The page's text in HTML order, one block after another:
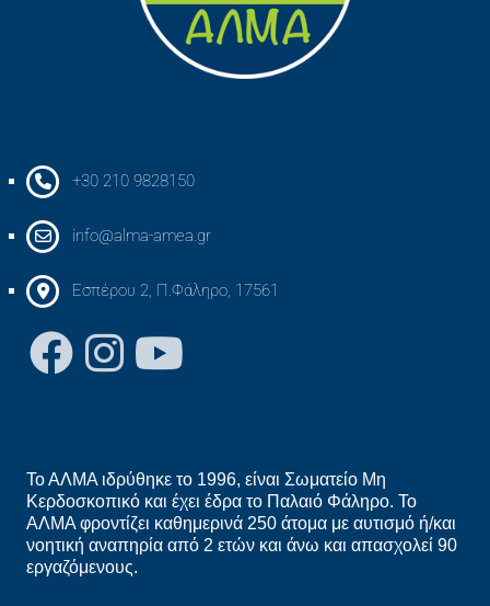
+30 210 9828150
info@alma-amea.gr
Εσπέρου 2, Π.Φάληρο, 17561
Το ΑΛΜΑ ιδρύθηκε το 1996, είναι Σωματείο Μη
Κερδοσκοπικό και έχει έδρα το Παλαιό Φάληρο. Το
ΑΛΜΑ φροντίζει καθημερινά 250 άτομα με αυτισμό ή/και
νοητική αναπηρία από 2 ετών και άνω και απασχολεί 90
εργαζόμενους.